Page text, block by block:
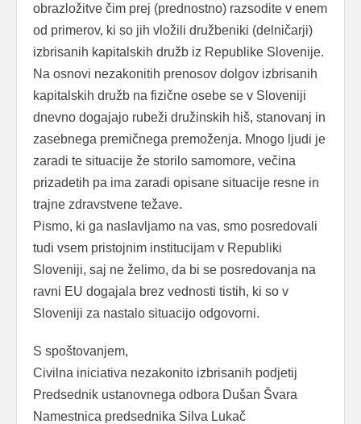
obrazložitve čim prej (prednostno) razsodite v enem
od primerov, ki so jih vložili družbeniki (delničarji)
izbrisanih kapitalskih družb iz Republike Slovenije.
Na osnovi nezakonitih prenosov dolgov izbrisanih
kapitalskih družb na fizične osebe se v Sloveniji
dnevno dogajajo rubeži družinskih hiš, stanovanj in
zasebnega premičnega premoženja. Mnogo ljudi je
zaradi te situacije že storilo samomore, večina
prizadetih pa ima zaradi opisane situacije resne in
trajne zdravstvene težave.
Pismo, ki ga naslavljamo na vas, smo posredovali
tudi vsem pristojnim institucijam v Republiki
Sloveniji, saj ne želimo, da bi se posredovanja na
ravni EU dogajala brez vednosti tistih, ki so v
Sloveniji za nastalo situacijo odgovorni.
S spoštovanjem,
Civilna iniciativa nezakonito izbrisanih podjetij
Predsednik ustanovnega odbora Dušan Švara
Namestnica predsednika Silva Lukač